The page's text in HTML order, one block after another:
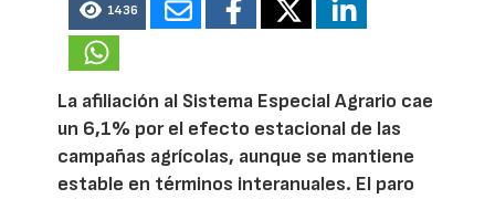
1436
La afiliación al Sistema Especial Agrario cae
un 6,1% por el efecto estacional de las
campañas agrícolas, aunque se mantiene
estable en términos interanuales. El paro